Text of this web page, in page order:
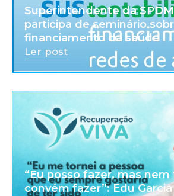
Superintendente da
participa de seminário
financiamento da saúde
Ler post
“Eu posso fazer, mas
convém fazer”: Edu Garcia